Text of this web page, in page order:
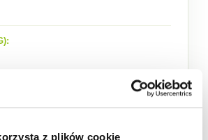
z plików cookie